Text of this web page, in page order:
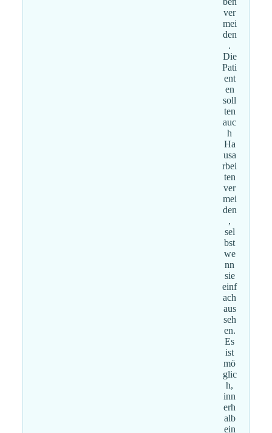
ver
mei
den
.
Die
Pati
ent
en
soll
ten
auc
h
Ha
usa
rbei
ten
ver
mei
den
,
sel
bst
we
nn
sie
einf
ach
aus
seh
en.
Es
ist
mö
glic
h,
inn
erh
alb
ein